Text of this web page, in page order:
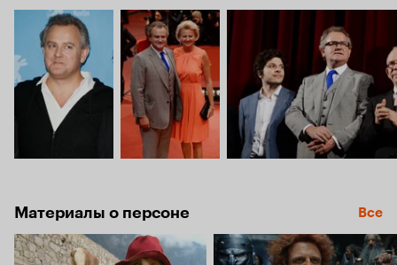
Материалы о персоне Все